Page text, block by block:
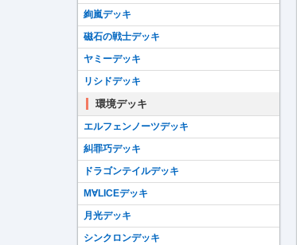
絢嵐デッキ
磁石の戦士デッキ
ヤミーデッキ
リシドデッキ
環境デッキ
エルフェンノーツデッキ
糾罪巧デッキ
ドラゴンテイルデッキ
M∀LICEデッキ
月光デッキ
シンクロンデッキ